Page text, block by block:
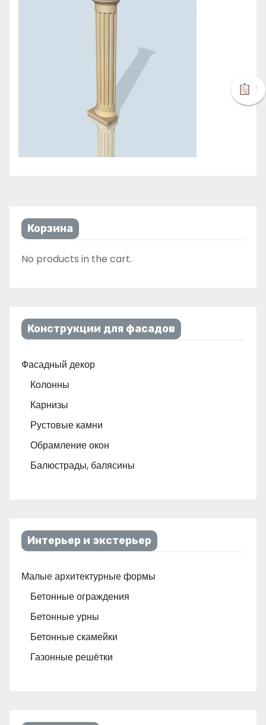
Корзина
No products in the cart.
Конструкции для фасадов
Фасадный декор
Колонны
Карнизы
Рустовые камни
Обрамление окон
Балюстрады, балясины
Интерьер и экстерьер
Малые архитектурные формы
Бетонные ограждения
Бетонные урны
Бетонные скамейки
Газонные решётки